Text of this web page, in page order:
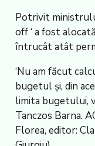
Potrivit
off ‘ a fost
întrucât atât
‘Nu am făcut
bugetul și, din
limita bugetului,
Tanczos Barna.
Florea, editor: